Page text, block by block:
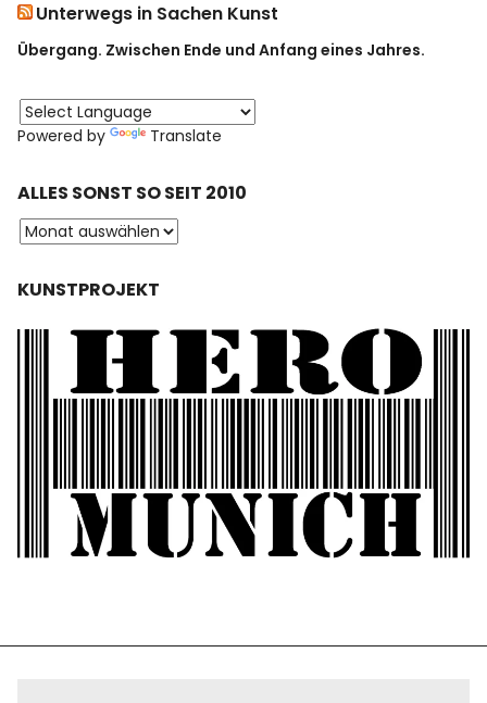
Unterwegs in Sachen Kunst
Übergang. Zwischen Ende und Anfang eines Jahres.
Powered by Translate
ALLES SONST SO SEIT 2010
KUNSTPROJEKT